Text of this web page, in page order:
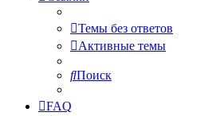
Темы без ответов
Активные темы
Поиск
FAQ